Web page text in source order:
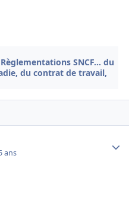
Règlementations SNCF... du
du contrat de travail,
ans